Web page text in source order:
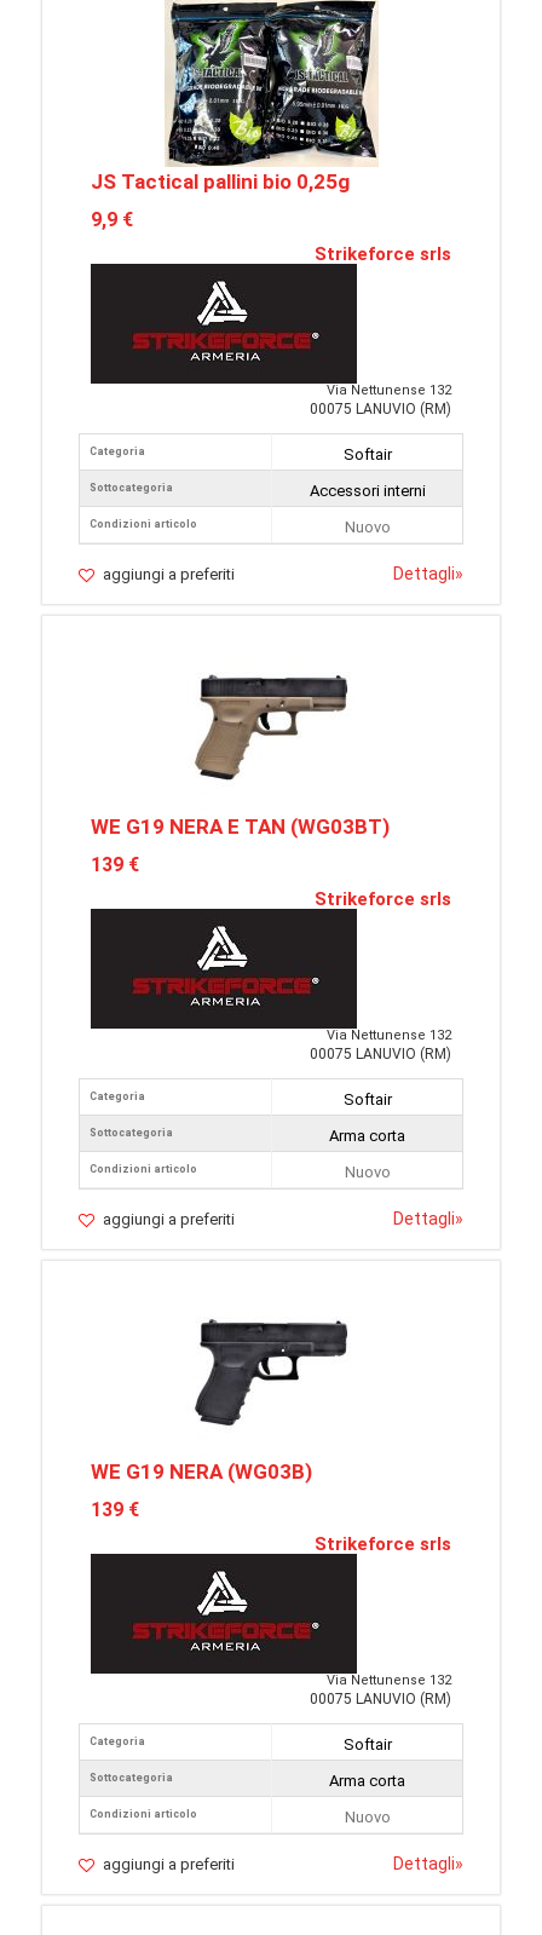
JS Tactical pallini bio 0,25g
9,9 €
Strikeforce srls
Via Nettunense 132
00075 LANUVIO (RM)
Categoria
Sottocategoria
Condizioni articolo
Softair
Accessori interni
Nuovo
aggiungi a preferiti Dettagli»
WE G19 NERA E TAN (WG03BT)
139 €
Strikeforce srls
Via Nettunense 132
00075 LANUVIO (RM)
Categoria
Sottocategoria
Condizioni articolo
Softair
Arma corta
Nuovo
aggiungi a preferiti Dettagli»
WE G19 NERA (WG03B)
139 €
Strikeforce srls
Via Nettunense 132
00075 LANUVIO (RM)
Categoria
Sottocategoria
Condizioni articolo
Softair
Arma corta
Nuovo
aggiungi a preferiti Dettagli»